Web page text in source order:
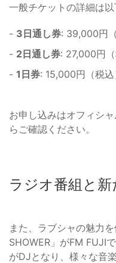
一般チケットの詳細は
- 3日通し券: 39,000円（
- 2日通し券: 27,000円（
- 1日券: 15,000円（税込
お申し込みはオフィシ
らご確認ください。
ラジオ番組と
また、ラブシャの魅力
SHOWER」がFM FUJI
がDJとなり、様々な音